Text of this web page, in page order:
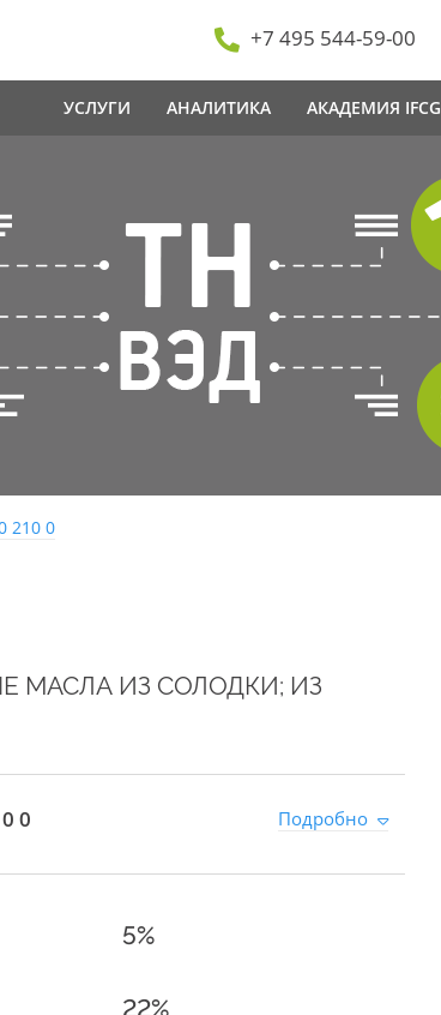
+7 495 544-59-00
УСЛУГИ АНАЛИТИКА АКАДЕМИЯ IFCG
210 0
МАСЛА ИЗ СОЛОДКИ; ИЗ
0 Подробно
5%
22%